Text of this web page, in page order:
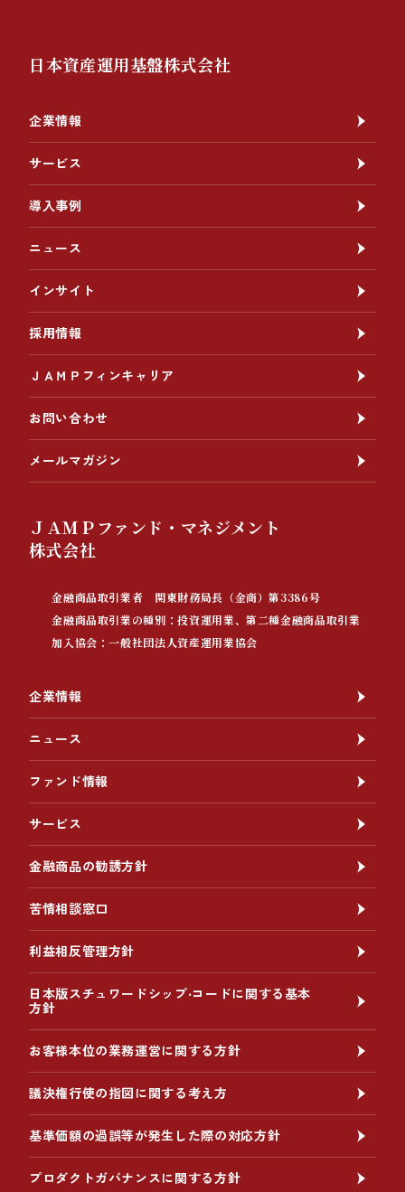
日本資産運用基盤株式会社
企業情報
サービス
導入事例
ニュース
インサイト
採用情報
ＪＡＭＰフィンキャリア
お問い合わせ
メールマガジン
ＪＡＭＰファンド・マネジメント
株式会社
金融商品取引業者 関東財務局長（金商）第3386号
金融商品取引業の種別：投資運用業、第二種金融商品取引業
加入協会：一般社団法人資産運用業協会
企業情報
ニュース
ファンド情報
サービス
金融商品の勧誘方針
苦情相談窓口
利益相反管理方針
日本版スチュワードシップ‧コードに関する基本
方針
お客様本位の業務運営に関する方針
議決権行使の指図に関する考え方
基準価額の過誤等が発生した際の対応方針
プロダクトガバナンスに関する方針